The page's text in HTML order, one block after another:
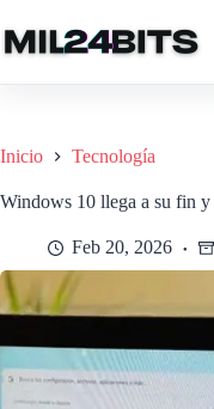
al
contenido
Inicio Tecnología
Windows 10 llega a su fin
Feb 20, 2026